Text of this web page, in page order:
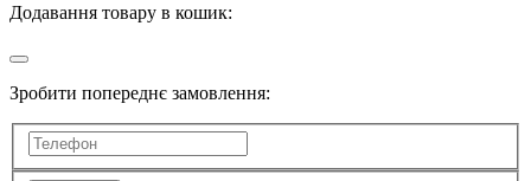
Додавання товару в кошик:
Зробити попереднє замовлення: